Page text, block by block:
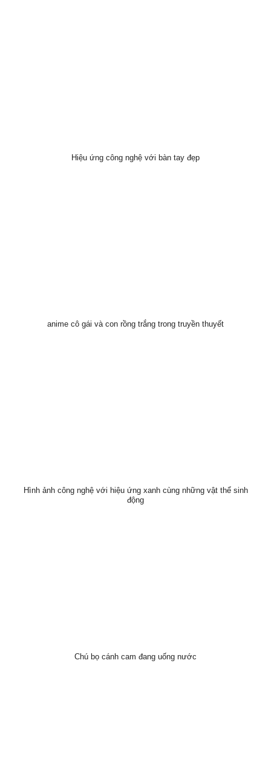
Hiệu ứng công nghệ với bàn tay đẹp
anime cô gái và con rồng trắng trong truyền thuyết
Hình ảnh công nghệ với hiệu ứng xanh cùng những vật thể sinh
động
Chú bọ cánh cam đang uống nước